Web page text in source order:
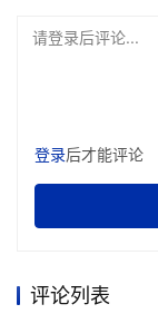
请登录后评论...
登录后才能评论
评论列表